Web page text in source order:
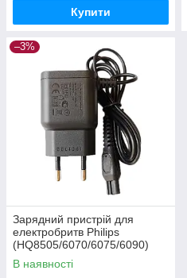
Купити
–3%
Зарядний пристрій для
електробритв Philips
(HQ8505/6070/6075/6090)
15V - 5.4W (6мм між
контактами)
В наявності